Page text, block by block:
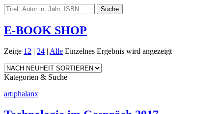
E-BOOK SHOP
Zeige 12 | 24 | Alle Einzelnes Ergebnis wird angezeigt
Kategorien & Suche
art:phalanx